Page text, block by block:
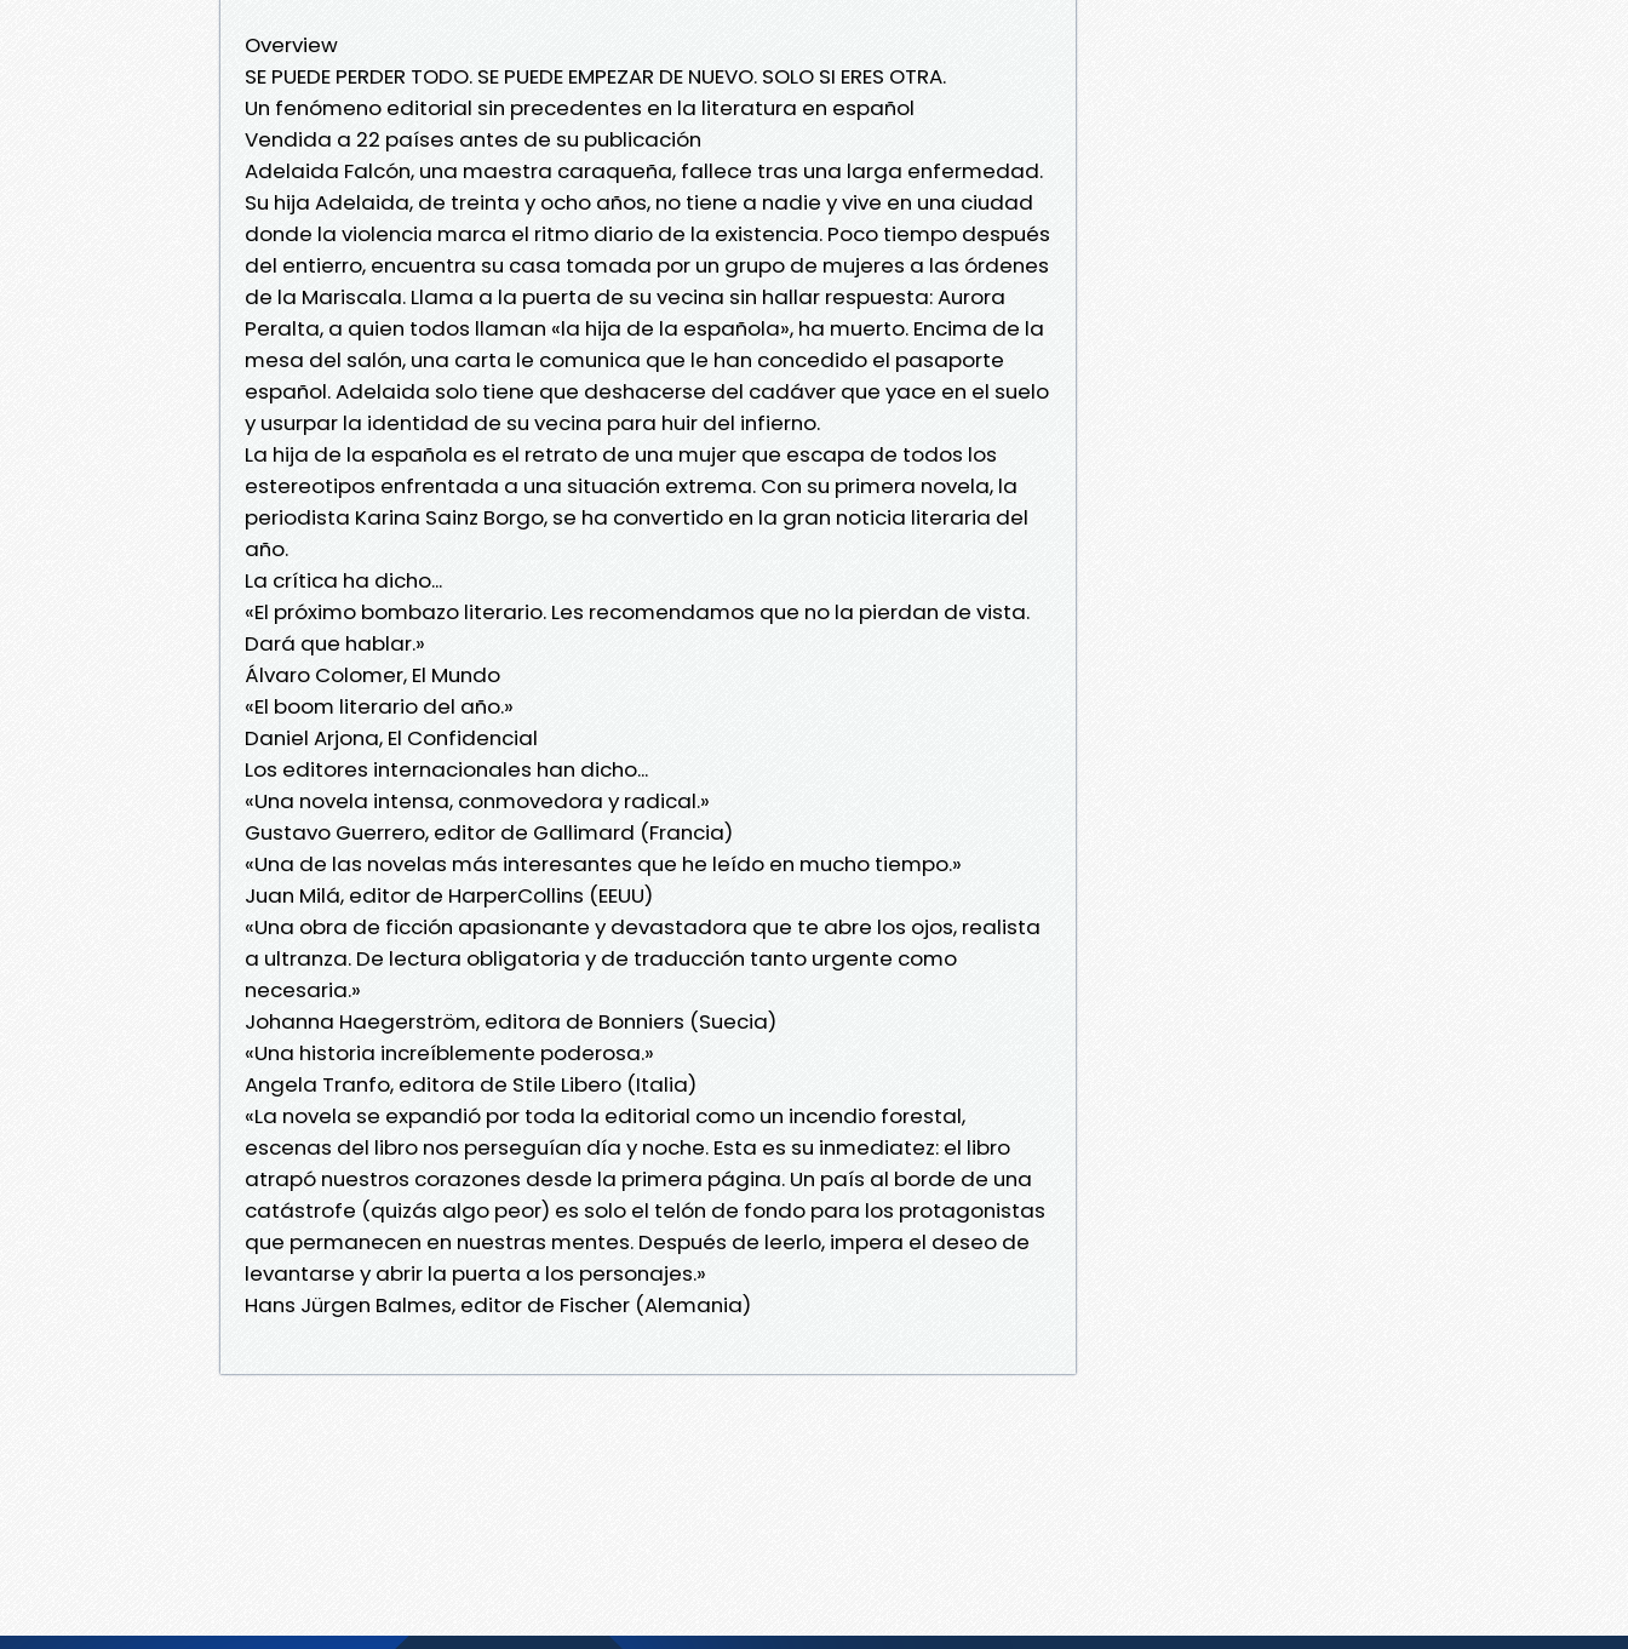
Overview
SE PUEDE PERDER TODO. SE PUEDE EMPEZAR DE NUEVO. SOLO SI ERES OTRA.
Un fenómeno editorial sin precedentes en la literatura en español
Vendida a 22 países antes de su publicación
Adelaida Falcón, una maestra caraqueña, fallece tras una larga enfermedad.
Su hija Adelaida, de treinta y ocho años, no tiene a nadie y vive en una ciudad
donde la violencia marca el ritmo diario de la existencia. Poco tiempo después
del entierro, encuentra su casa tomada por un grupo de mujeres a las órdenes
de la Mariscala. Llama a la puerta de su vecina sin hallar respuesta: Aurora
Peralta, a quien todos llaman «la hija de la española», ha muerto. Encima de la
mesa del salón, una carta le comunica que le han concedido el pasaporte
español. Adelaida solo tiene que deshacerse del cadáver que yace en el suelo
y usurpar la identidad de su vecina para huir del infierno.
La hija de la española es el retrato de una mujer que escapa de todos los
estereotipos enfrentada a una situación extrema. Con su primera novela, la
periodista Karina Sainz Borgo, se ha convertido en la gran noticia literaria del
año.
La crítica ha dicho...
«El próximo bombazo literario. Les recomendamos que no la pierdan de vista.
Dará que hablar.»
Álvaro Colomer, El Mundo
«El boom literario del año.»
Daniel Arjona, El Confidencial
Los editores internacionales han dicho...
«Una novela intensa, conmovedora y radical.»
Gustavo Guerrero, editor de Gallimard (Francia)
«Una de las novelas más interesantes que he leído en mucho tiempo.»
Juan Milá, editor de HarperCollins (EEUU)
«Una obra de ficción apasionante y devastadora que te abre los ojos, realista
a ultranza. De lectura obligatoria y de traducción tanto urgente como
necesaria.»
Johanna Haegerström, editora de Bonniers (Suecia)
«Una historia increíblemente poderosa.»
Angela Tranfo, editora de Stile Libero (Italia)
«La novela se expandió por toda la editorial como un incendio forestal,
escenas del libro nos perseguían día y noche. Esta es su inmediatez: el libro
atrapó nuestros corazones desde la primera página. Un país al borde de una
catástrofe (quizás algo peor) es solo el telón de fondo para los protagonistas
que permanecen en nuestras mentes. Después de leerlo, impera el deseo de
levantarse y abrir la puerta a los personajes.»
Hans Jürgen Balmes, editor de Fischer (Alemania)